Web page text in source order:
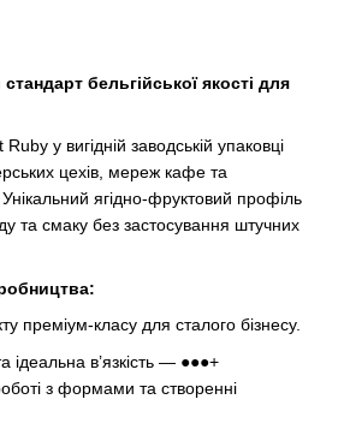
бельгійської якості для
у вигідній заводській упаковці
цехів, мереж кафе та
ягідно-фруктовий профіль
та смаку без застосування штучних
преміум-класу для сталого бізнесу.
ідеальна в’язкість — ●●●+
з формами та створенні